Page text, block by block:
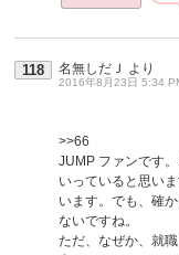
118 名無しだＪ より
2016年8月23日 5:34
>>66
JUMP ファンです
いっていると思い
います。でも、確
ないですね。
ただ、なぜか、就